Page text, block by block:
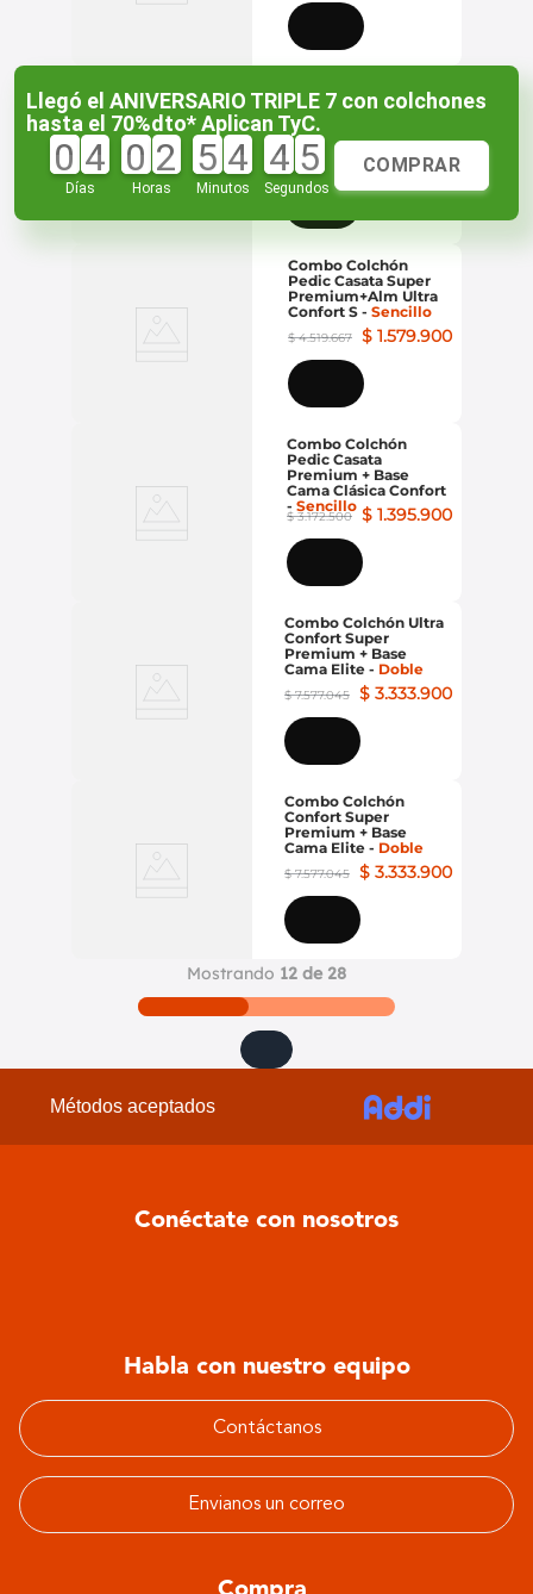
Llegó el ANIVERSARIO TRIPLE 7 con colchones
hasta el 70%dto* Aplican TyC.
0 4
Días
0 2
Horas
5 4
Minutos
4 5
Segundos
COMPRAR
Super Premium-
Sencillo
$ .947 $ 1.583.900
Combo Colchón
Pedic Casata Super
Premium+Alm Ultra
Confort S - Sencillo
$ 4.519.667 $ 1.579.900
Combo Colchón
Pedic Casata
Premium + Base
Cama Clásica Confort
- Sencillo
$ 3.172.500 $ 1.395.900
Combo Colchón Ultra
Confort Super
Premium + Base
Cama Elite - Doble
$ 7.577.045 $ 3.333.900
Combo Colchón
Confort Super
Premium + Base
Cama Elite - Doble
$ 7.577.045 $ 3.333.900
Mostrando 12 de 28
Métodos aceptados
Conéctate con nosotros
Habla con nuestro equipo
Contáctanos
Envianos un correo